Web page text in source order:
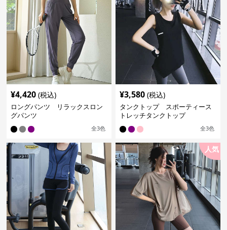
¥4,420 (税込)
ロングパンツ リラックスロン
グパンツ
全3色
¥3,580 (税込)
タンクトップ スポーティース
トレッチタンクトップ
全3色
人気